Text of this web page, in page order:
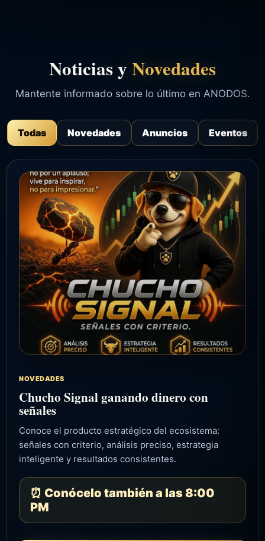
Noticias yNovedades
Mantente informado sobre lo último en ANODOS.
Todas Novedades Anuncios Eventos
NOVEDADES
Chucho Signal ganando dinero con
señales
Conoce el producto estratégico del ecosistema:
señales con criterio, análisis preciso, estrategia
inteligente y resultados consistentes.
⏰ Conócelo también a las 8:00
PM